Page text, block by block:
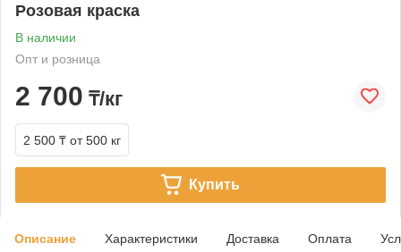
Розовая краска
В наличии
Опт и розница
2 700 ₸/кг
2 500 ₸ от 500 кг
Купить
Описание Характеристики Доставка Оплата